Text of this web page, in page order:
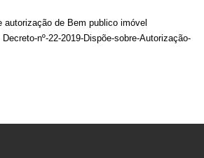
autorização de Bem publico imóvel
Decreto-nº-22-2019-Dispõe-sobre-Autorização-